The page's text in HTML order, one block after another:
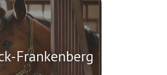
Frankenberg